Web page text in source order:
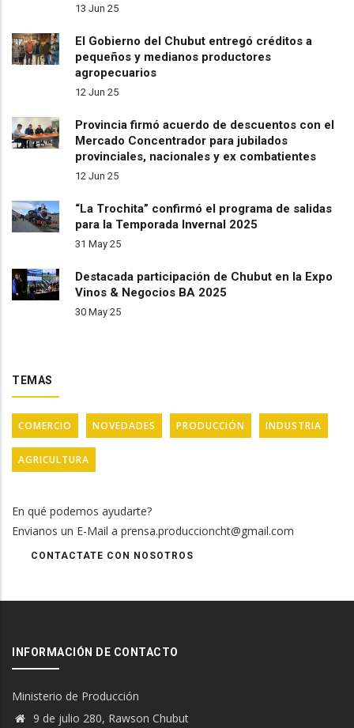
13 Jun 25
El Gobierno del Chubut entregó créditos a
pequeños y medianos productores
agropecuarios
12 Jun 25
Provincia firmó acuerdo de descuentos con el
Mercado Concentrador para jubilados
provinciales, nacionales y ex combatientes
12 Jun 25
“La Trochita” confirmó el programa de salidas
para la Temporada Invernal 2025
31 May 25
Destacada participación de Chubut en la Expo
Vinos & Negocios BA 2025
30 May 25
TEMAS
COMERCIO NOVEDADES PRODUCCIÓN INDUSTRIA
AGRICULTURA
En qué podemos ayudarte?
Envianos un E-Mail a prensa.produccioncht@gmail.com
CONTACTATE CON NOSOTROS
INFORMACIÓN DE CONTACTO
Ministerio de Producción
9 de julio 280, Rawson Chubut